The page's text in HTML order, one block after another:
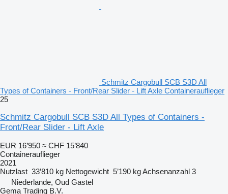
Schmitz Cargobull SCB S3D All
Types of Containers - Front/Rear Slider - Lift Axle Containerauflieger
25
Schmitz Cargobull SCB S3D All Types of Containers -
Front/Rear Slider - Lift Axle
EUR 16’950 ≈ CHF 15’840
Containerauflieger
2021
Nutzlast 33’810 kg Nettogewicht 5’190 kgAchsenanzahl 3
Niederlande, Oud Gastel
Gema Trading B.V.